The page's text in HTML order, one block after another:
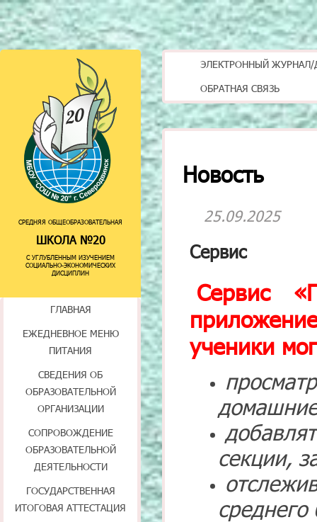
СРЕДНЯЯ ОБЩЕОБРАЗОВАТЕЛЬНАЯ
ШКОЛА №20
С УГЛУБЛЕННЫМ ИЗУЧЕНИЕМ
СОЦИАЛЬНО-ЭКОНОМИЧЕСКИХ
ДИСЦИПЛИН
ГЛАВНАЯ
ЕЖЕДНЕВНОЕ МЕНЮ
ПИТАНИЯ
СВЕДЕНИЯ ОБ
ОБРАЗОВАТЕЛЬНОЙ
ОРГАНИЗАЦИИ
СОПРОВОЖДЕНИЕ
ОБРАЗОВАТЕЛЬНОЙ
ДЕЯТЕЛЬНОСТИ
ГОСУДАРСТВЕННАЯ
ИТОГОВАЯ АТТЕСТАЦИЯ
ЭЛЕКТРОННЫЙ ЖУРНАЛ/
ОБРАТНАЯ СВЯЗЬ
Новость
25.09.2025
Сервис
Сервис
ученики
секции,
среднего